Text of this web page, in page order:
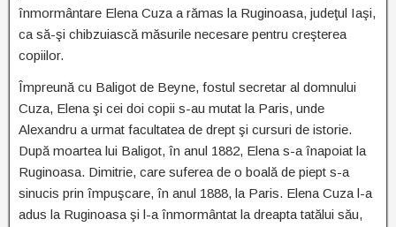
înmormântare Elena Cuza a rămas la Ruginoasa, judeţul Iaşi,
ca să-şi chibzuiască măsurile necesare pentru creşterea
copiilor.
Împreună cu Baligot de Beyne, fostul secretar al domnului
Cuza, Elena şi cei doi copii s-au mutat la Paris, unde
Alexandru a urmat facultatea de drept şi cursuri de istorie.
După moartea lui Baligot, în anul 1882, Elena s-a înapoiat la
Ruginoasa. Dimitrie, care suferea de o boală de piept s-a
sinucis prin împuşcare, în anul 1888, la Paris. Elena Cuza l-a
adus la Ruginoasa şi l-a înmormântat la dreapta tatălui său,